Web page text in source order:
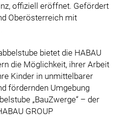
offiziell eröffnet. Gefördert
Oberösterreich mit
bietet die HABAU
die Möglichkeit, ihrer Arbeit
Kinder in unmittelbarer
fördernden Umgebung
„BauZwerge“ – der
GROUP